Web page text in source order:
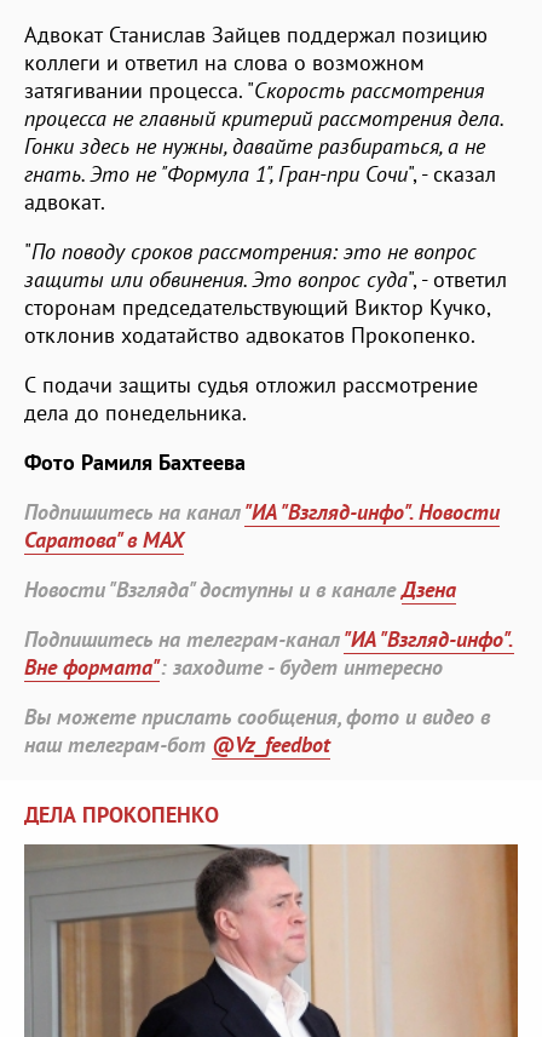
Адвокат Станислав Зайцев поддержал позицию
коллеги и ответил на слова о возможном
затягивании процесса. "Скорость рассмотрения
процесса не главный критерий рассмотрения дела.
Гонки здесь не нужны, давайте разбираться, а не
гнать. Это не "Формула 1", Гран-при Сочи", - сказал
адвокат.
"По поводу сроков рассмотрения: это не вопрос
защиты или обвинения. Это вопрос суда", - ответил
сторонам председательствующий Виктор Кучко,
отклонив ходатайство адвокатов Прокопенко.
С подачи защиты судья отложил рассмотрение
дела до понедельника.
Фото Рамиля Бахтеева
Подпишитесь на канал"ИА "Взгляд-инфо". Новости
Саратова" в MAX
Новости "Взгляда" доступны и в каналеДзена
Подпишитесь на телеграм-канал"ИА "Взгляд-инфо".
Вне формата": заходите - будет интересно
Вы можете прислать сообщения, фото и видео в
наш телеграм-бот @Vz_feedbot
ДЕЛА ПРОКОПЕНКО